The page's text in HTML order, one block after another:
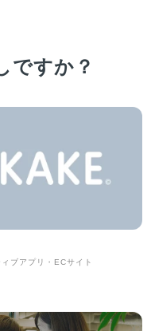
ですか？
ブアプリ・ECサイト